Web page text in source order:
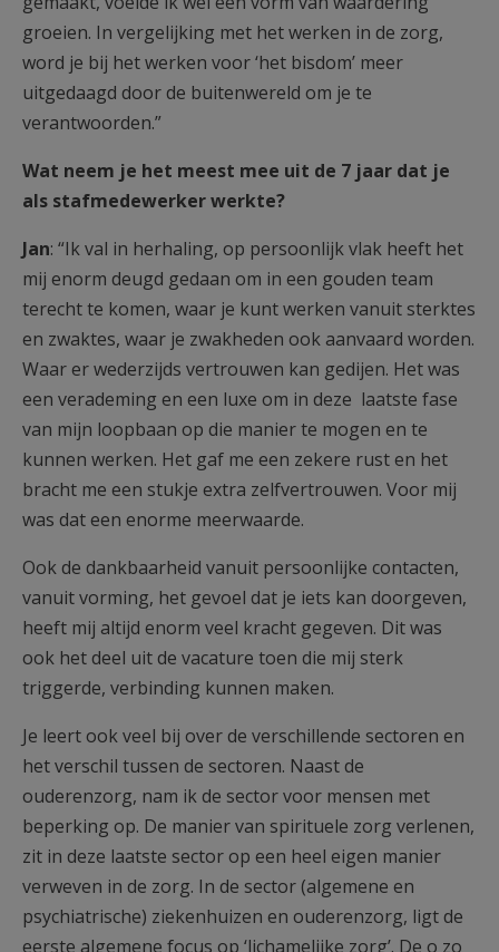
groeien. In vergelijking met het werken in de zorg,
word je bij het werken voor ‘het bisdom’ meer
uitgedaagd door de buitenwereld om je te
verantwoorden.”
Wat neem je het meest mee uit de 7 jaar dat je
als stafmedewerker werkte?
Jan: “Ik val in herhaling, op persoonlijk vlak heeft het
mij enorm deugd gedaan om in een gouden team
terecht te komen, waar je kunt werken vanuit sterktes
en zwaktes, waar je zwakheden ook aanvaard worden.
Waar er wederzijds vertrouwen kan gedijen. Het was
een verademing en een luxe om in deze laatste fase
van mijn loopbaan op die manier te mogen en te
kunnen werken. Het gaf me een zekere rust en het
bracht me een stukje extra zelfvertrouwen. Voor mij
was dat een enorme meerwaarde.
Ook de dankbaarheid vanuit persoonlijke contacten,
vanuit vorming, het gevoel dat je iets kan doorgeven,
heeft mij altijd enorm veel kracht gegeven. Dit was
ook het deel uit de vacature toen die mij sterk
triggerde, verbinding kunnen maken.
Je leert ook veel bij over de verschillende sectoren en
het verschil tussen de sectoren. Naast de
ouderenzorg, nam ik de sector voor mensen met
beperking op. De manier van spirituele zorg verlenen,
zit in deze laatste sector op een heel eigen manier
verweven in de zorg. In de sector (algemene en
psychiatrische) ziekenhuizen en ouderenzorg, ligt de
eerste algemene focus op ‘lichamelijke zorg’. De o zo